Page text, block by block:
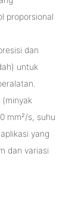
proporsional
dan
untuk
mm²/s, suhu
yang
dan variasi